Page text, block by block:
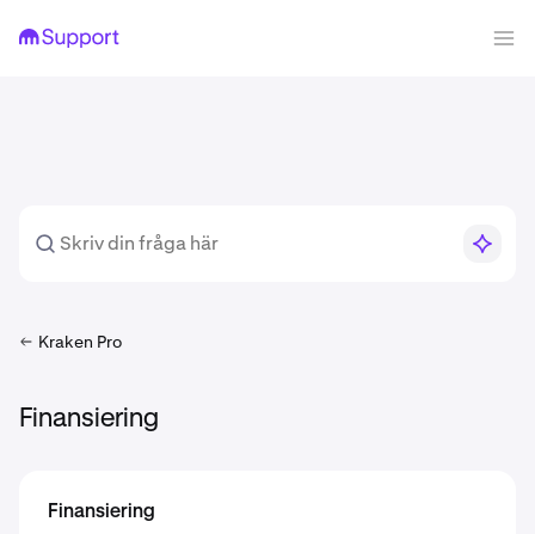
Kraken Pro
Finansiering
Finansiering